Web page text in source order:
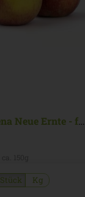
Apfel Sansarena Neue Ernte - fruchtig
Stück Kg